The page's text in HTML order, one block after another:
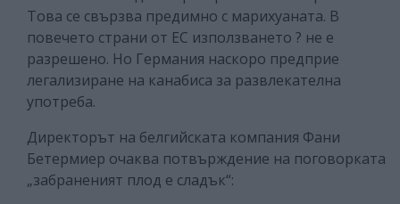
Това се свързва предимно с марихуаната. В
повечето страни от ЕС използването ? не е
разрешено. Но Германия наскоро предприе
легализиране на канабиса за развлекателна
употреба.
Директорът на белгийската компания Фани
Бетермиер очаква потвърждение на поговорката
„забраненият плод е сладък“: